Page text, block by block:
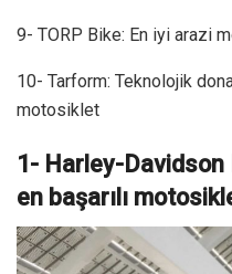
9- TORP Bike: En iyi arazi
10- Tarform: Teknolojik
motosiklet
1- Harley-Davidson
en başarılı